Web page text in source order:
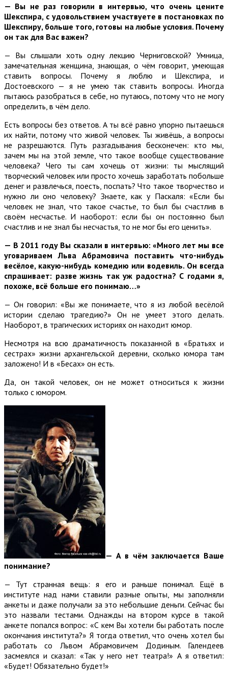
— Вы не раз говорили в интервью, что очень цените
Шекспира, с удовольствием участвуете в постановках по
Шекспиру, больше того, готовы на любые условия. Почему
он так для Вас важен?
— Вы слышали хоть одну лекцию Черниговской? Умница,
замечательная женщина, знающая, о чём говорит, умеющая
ставить вопросы. Почему я люблю и Шекспира, и
Достоевского — я не умею так ставить вопросы. Иногда
пытаюсь разобраться в себе, но путаюсь, потому что не могу
определить, в чём дело.
Есть вопросы без ответов. А ты всё равно упорно пытаешься
их найти, потому что живой человек. Ты живёшь, а вопросы
не разрешаются. Путь разгадывания бесконечен: кто мы,
зачем мы на этой земле, что такое вообще существование
человека? Чего ты сам хочешь от жизни: ты мыслящий
творческий человек или просто хочешь заработать побольше
денег и развлечься, поесть, поспать? Что такое творчество и
нужно ли оно человеку? Знаете, как у Паскаля: «Если бы
человек не знал, что такое счастье, то был бы счастлив в
своём несчастье. И наоборот: если бы он постоянно был
счастлив и не знал бы несчастья, то не мог бы его ценить».
— В 2011 году Вы сказали в интервью: «Много лет мы все
уговариваем Льва Абрамовича поставить что-нибудь
весёлое, какую-нибудь комедию или водевиль. Он всегда
спрашивает: разве жизнь так уж радостна? С годами я,
похоже, всё больше его понимаю…»
— Он говорил: «Вы же понимаете, что я из любой весёлой
истории сделаю трагедию?» Он не умеет этого делать.
Наоборот, в трагических историях он находит юмор.
Несмотря на всю драматичность показанной в «Братьях и
сестрах» жизни архангельской деревни, сколько юмора там
заложено! И в «Бесах» он есть.
Да, он такой человек, он не может относиться к жизни
только с юмором.
— А в чём заключается Ваше
понимание?
— Тут странная вещь: я его и раньше понимал. Ещё в
институте над нами ставили разные опыты, мы заполняли
анкеты и даже получали за это небольшие деньги. Сейчас бы
это назвали тестами. Однажды на втором курсе в такой
анкете попался вопрос: «С кем Вы хотели бы работать после
окончания института?» Я тогда ответил, что очень хотел бы
работать со Львом Абрамовичем Додиным. Галендеев
засмеялся и сказал: «Так у него нет театра!» А я ответил:
«Будет! Обязательно будет!»